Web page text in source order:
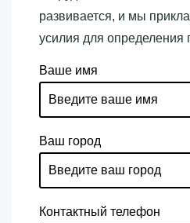
развивается, и мы
усилия для определения
Ваше имя
Ваш город
Контактный телефон